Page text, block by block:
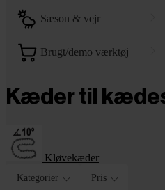
sæson & vejr
brugt/demo værktøj
Kæder til
Kløvekæder
Kategorier Pris